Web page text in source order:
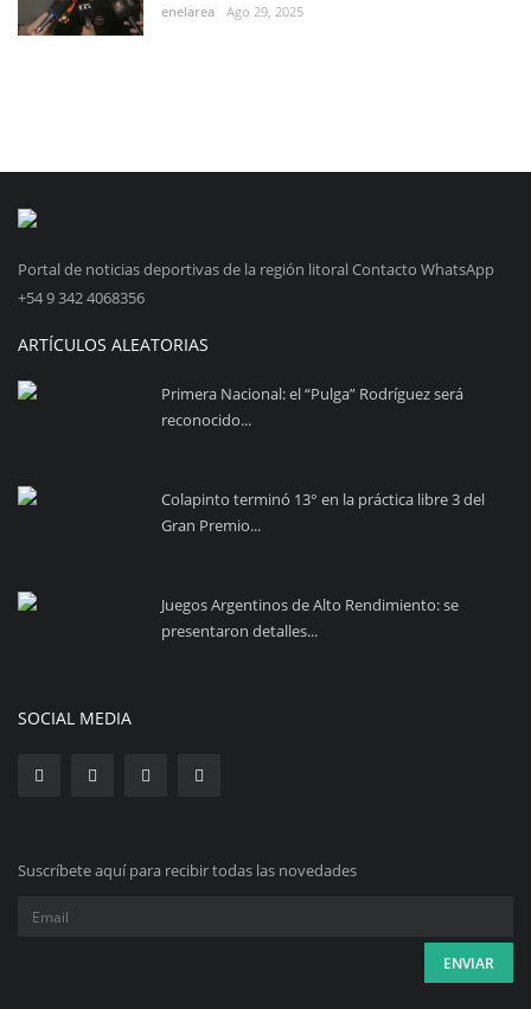
enelarea Ago 29, 2025
Portal de noticias deportivas de la región litoral Contacto WhatsApp
+54 9 342 4068356
ARTÍCULOS ALEATORIAS
Primera Nacional: el “Pulga” Rodríguez será
reconocido...
Colapinto terminó 13° en la práctica libre 3 del
Gran Premio...
Juegos Argentinos de Alto Rendimiento: se
presentaron detalles...
SOCIAL MEDIA
Suscríbete aquí para recibir todas las novedades